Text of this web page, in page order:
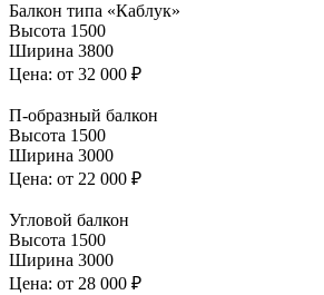
Балкон типа «Каблук»
Высота 1500
Ширина 3800
Цена: от 32 000 ₽
П-образный балкон
Высота 1500
Ширина 3000
Цена: от 22 000 ₽
Угловой балкон
Высота 1500
Ширина 3000
Цена: от 28 000 ₽